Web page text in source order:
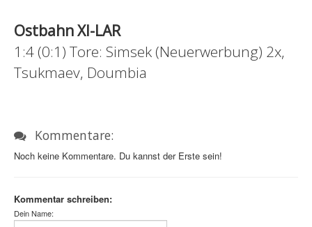
Ostbahn XI-LAR
1:4 (0:1) Tore: Simsek (Neuerwerbung) 2x,
Tsukmaev, Doumbia
Kommentare:
Noch keine Kommentare. Du kannst der Erste sein!
Kommentar schreiben:
Dein Name: